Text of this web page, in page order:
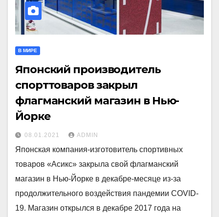
В МИРЕ
Японский производитель
спорттоваров закрыл
флагманский магазин в Нью-
Йорке
08.01.2021 ADMIN
Японская компания-изготовитель спортивных
товаров «Асикс» закрыла свой флагманский
магазин в Нью-Йорке в декабре-месяце из-за
продолжительного воздействия пандемии COVID-
19. Магазин открылся в декабре 2017 года на